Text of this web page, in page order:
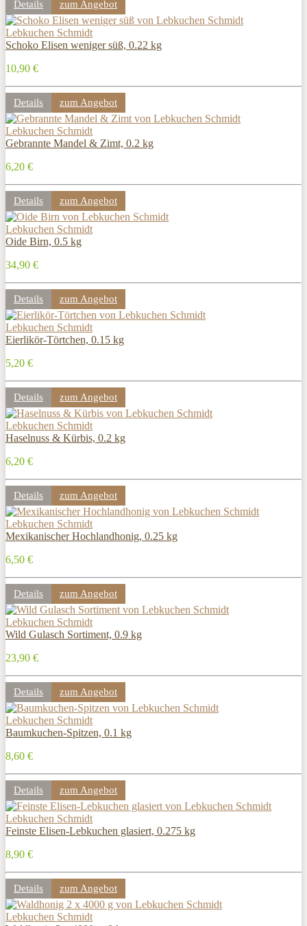
Details zum Angebot
Lebkuchen Schmidt
Schoko Elisen weniger süß, 0.22 kg
10,90 €
Details zum Angebot
Lebkuchen Schmidt
Gebrannte Mandel & Zimt, 0.2 kg
6,20 €
Details zum Angebot
Lebkuchen Schmidt
Oide Birn, 0.5 kg
34,90 €
Details zum Angebot
Lebkuchen Schmidt
Eierlikör-Törtchen, 0.15 kg
5,20 €
Details zum Angebot
Lebkuchen Schmidt
Haselnuss & Kürbis, 0.2 kg
6,20 €
Details zum Angebot
Lebkuchen Schmidt
Mexikanischer Hochlandhonig, 0.25 kg
6,50 €
Details zum Angebot
Lebkuchen Schmidt
Wild Gulasch Sortiment, 0.9 kg
23,90 €
Details zum Angebot
Lebkuchen Schmidt
Baumkuchen-Spitzen, 0.1 kg
8,60 €
Details zum Angebot
Lebkuchen Schmidt
Feinste Elisen-Lebkuchen glasiert, 0.275 kg
8,90 €
Details zum Angebot
Lebkuchen Schmidt